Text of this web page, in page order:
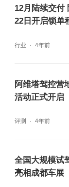
驾控方面，
均搭载了最
供又快、又
面对积水、
太行分布式
行业第一参
12月陆续交付
22日开启锁单
行业 4年前
阿维塔驾控营
活动正式开启
评测 4年前
全国大规模试
亮相成都车展